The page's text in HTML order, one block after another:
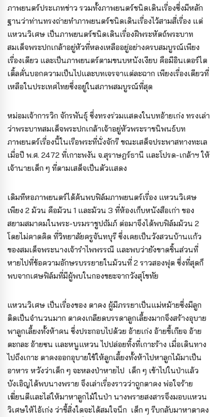
ภาพยนตร์ประเภทข่าว รวมทั้งภาพยนตร์ชนิดเดินเรื่องซึ่งมีหลัก
ฐานว่าท่านทรงถ่ายทำภาพยนตร์ชนิดเดินเรื่องไว้สามสี่เรื่อง แต่
แหวนวิเศษ เป็นภาพยนตร์ชนิดเดินเรื่องฝีพระหัตถ์พระบาท
สมเด็จพระปกเกล้าอยู่หัวที่หลงเหลืออยู่อย่างครบสมบูรณ์เพียง
เรื่องเดียว และเป็นภาพยนตร์ตามขนบหนังเงียบ คือมีอินเตอร์ไต
เติ้ลคั่นบอกความเป็นไปและบทเจรจาแต่ละฉาก เพียงเรื่องเดียวที่
เหลือในประเทศไทยซึ่งอยู่ในสภาพสมบูรณ์ที่สุด
หม่อมเจ้าการวิก จักรพันธุ์ ซึ่งทรงร่วมแสดงในบทอ้ายเก่ง ทรงเล่า
ว่าพระบาทสมเด็จพระปกเกล้าเจ้าอยู่หัวพระราชนิพนธ์บท
ภาพยนตร์เรื่องนี้ในเรือพระที่นั่งจักรี ขณะเสด็จประพาสทางทะเล
เมื่อปี พ.ศ. 2472 ที่เกาะพงัน จ.สุราษฎร์ธานี และโปรด-เกล้าฯ ให้
เจ้านายเด็ก ๆ ที่ตามเสด็จเป็นตัวแสดง
เดิมทีหอภาพยนตร์ได้ค้นพบฟิล์มภาพยนตร์เรื่อง แหวนวิเศษ
เพียง 2 ม้วน คือม้วน 1 และม้วน 3 ที่ห้องเก็บหนังสือเก่า ของ
สยามสมาคมในพระ-บรมราชูปถัมภ์ ต่อมาจึงได้พบฟิล์มม้วน 2
โดยไม่คาดคิด ที่วิทยาลัยครูจันทบุรี ซึ่งเคยเป็นวังสวนบ้านแก้ว
ของสมเด็จพระนางเจ้ารำไพพรรณี และพบว่ายังขาดชิ้นส่วนที่
หายไปที่ข้อความอักษรบรรยายในม้วนที่ 2 ราวสองฟุต ซึ่งที่สุดก็
พบจากเศษฟิล์มที่มีผู้พบในกองขยะจากวังสุโขทัย
แหวนวิเศษ เป็นเรื่องของ ตาคง ผู้มีภรรยาเป็นแม่หม้ายซึ่งมีลูก
ติดเป็นจำนวนมาก ตาคงเกลียดบรรดาลูกเลี้ยงมากจึงสร้างอุบาย
พาลูกเลี้ยงทั้งห้าคน ซึ่งประกอบไปด้วย อ้ายเก่ง อ้ายขี้เกียจ อ้าย
ตะกละ อ้ายซน และหนูแหวน ไปปล่อยทิ้งที่เกาะร้าง เมื่อเดินทาง
ไปถึงเกาะ ตาคงออกอุบายใช้ให้ลูกเลี้ยงทั้งห้าไปหาลูกไม้มาเป็น
อาหาร หวังว่าเด็ก ๆ จะหลงป่าหายไป เด็ก ๆ เข้าไปในป่าแล้ว
บังเอิญได้พบนางพราย จึงเล่าเรื่องราวว่าถูกตาคง พ่อใจร้าย
เฆี่ยนตีและไล่ให้มาหาลูกไม้ในป่า นางพรายสงสารจึงมอบแหวน
วิเศษให้ไอ้เก่ง ว่าชี้สิ่งใดจะได้สมใจนึก เด็ก ๆ รีบกลับมาหาตาคง